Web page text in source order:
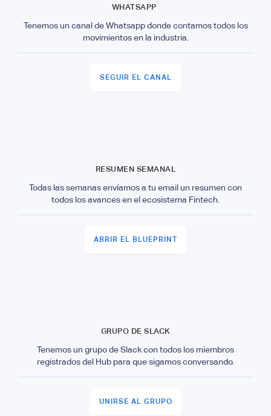
WHATSAPP
Tenemos un canal de Whatsapp donde contamos todos los
movimientos en la industria.
SEGUIR EL CANAL
RESUMEN SEMANAL
Todas las semanas envíamos a tu email un resumen con
todos los avances en el ecosistema Fintech.
ABRIR EL BLUEPRINT
GRUPO DE SLACK
Tenemos un grupo de Slack con todos los miembros
registrados del Hub para que sigamos conversando.
UNIRSE AL GRUPO